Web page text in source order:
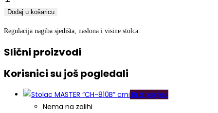
Dodaj u košaricu
Regulacija nagiba sjedišta, naslona i visine stolca.
Slični proizvodi
Korisnici su još pogledali
Brzi pogled
Nema na zalihi